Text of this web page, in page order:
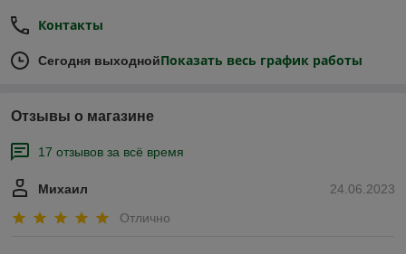
Контакты
Сегодня выходнойПоказать весь график работы
Отзывы о магазине
17 отзывов за всё время
24.06.2023
Михаил
Отлично